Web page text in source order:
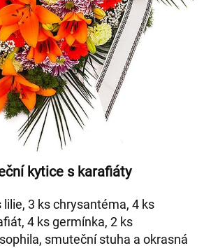
kytice s karafiáty
lilie, 3 ks chrysantéma, 4 ks
4 ks germínka, 2 ks
smuteční stuha a okrasná